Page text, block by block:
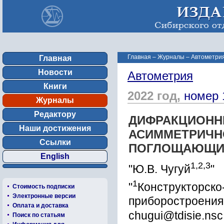
Главная
Новости
Книги
Журналы
Редактору
Наши достижения
Ссылки
English
Стоимость подписки
Электронные версии
Оплата и доставка
Поиск по статьям
Главная – Журналы –
Автометрия
2022 год, номер
"Ю.В. Чугуй1,2,3"
"1